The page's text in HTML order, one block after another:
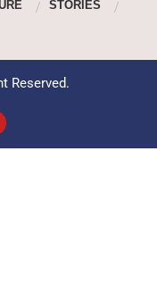
STORIES
Reserved.